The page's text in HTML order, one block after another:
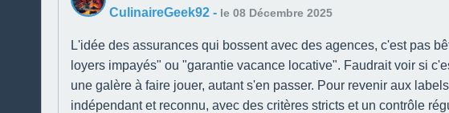
CulinaireGeek92 - le 08 Décembre 2025
L'idée des assurances qui bossent avec des agences, c'est pas
loyers impayés" ou "garantie vacance locative". Faudrait voir si
une galère à faire jouer, autant s'en passer. Pour revenir aux
indépendant et reconnu, avec des critères stricts et un contrôle